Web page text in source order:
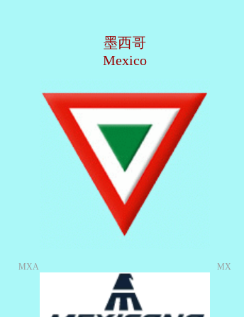
墨西哥
Mexico
MXA MX